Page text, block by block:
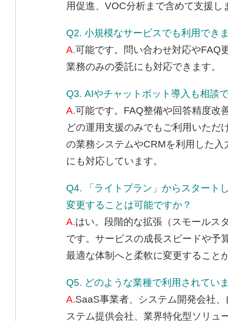
用促進、VOC分析まで含めて支援し
Q2. 小規模なサービスでも利用でき
A.可能です。問い合わせ対応やFAQ
業務のみの委託にも対応できます。
Q3. AIやチャットボット導入も相談
A.可能です。FAQ整備や回答精度改
どの運用支援のみでもご利用いただ
の業務システムやCRMを利用した入
にも対応しています。
Q4. 「ライトプラン」からスタート
変更することは可能ですか？
A.はい。段階的な拡張（スモールス
です。サービスの成長スピードや予
最適な体制へと柔軟に変更すること
Q5. どのような業種で利用されてい
A.SaaS事業者、システム開発会社
ステム提供会社、業界特化型ソリュ